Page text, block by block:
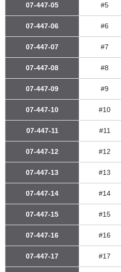
07-447-05 #5
07-447-06 #6
07-447-07 #7
07-447-08 #8
07-447-09 #9
07-447-10 #10
07-447-11 #11
07-447-12 #12
07-447-13 #13
07-447-14 #14
07-447-15 #15
07-447-16 #16
07-447-17 #17